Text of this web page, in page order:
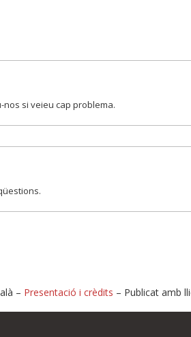
si veieu cap problema.
– Presentació i crèdits – Publicat amb